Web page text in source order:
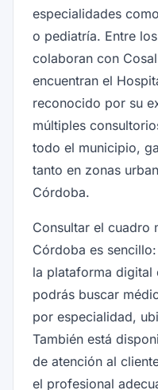
especialidades
o pediatría. Entre
colaboran con
encuentran el
reconocido por su
múltiples
todo el municipio,
tanto en zonas
Córdoba.
Consultar el cuadro
Córdoba es
la plataforma
podrás buscar
por especialidad,
También está
de atención al
el profesional